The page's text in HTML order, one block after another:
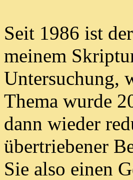
Seit 1986 ist
meinem
Untersuchung,
Thema wurde
dann wieder
übertriebener
Sie also einen